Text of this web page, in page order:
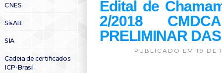
CNES
SisAB
SIA
Cadeia de certificados
ICP-Brasil
Edital de
2/2018
PRELIMINAR
PUBLICADO EM 19 DE